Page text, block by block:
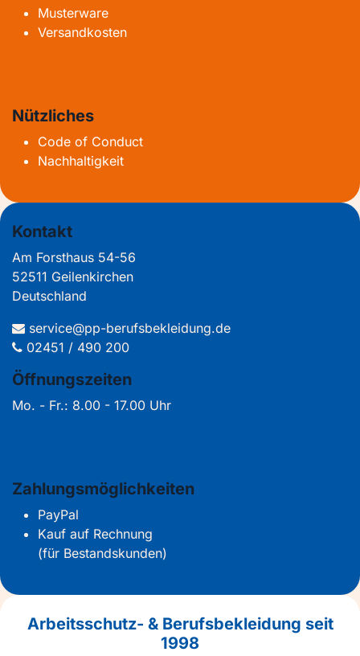
Musterware
Versandkosten
Nützliches
Code of Conduct
Nachhaltigkeit
Kontakt
Am Forsthaus 54-56
52511 Geilenkirchen
Deutschland
service@pp-berufsbekleidung.de
02451 / 490 200
Öffnungszeiten
Mo. - Fr.: 8.00 - 17.00 Uhr
Zahlungsmöglichkeiten
PayPal
Kauf auf Rechnung
(für Bestandskunden)
Arbeitsschutz- & Berufsbekleidung seit
1998